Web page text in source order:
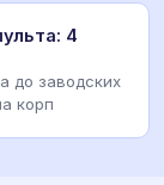
4
до заводских
корп